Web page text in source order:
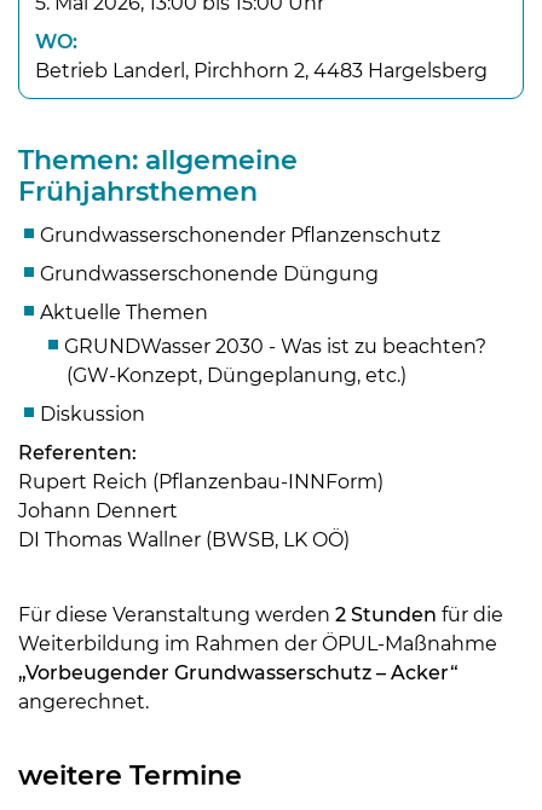
Skip to main content
WO:
Betrieb Landerl, Pirchhorn 2, 4483 Hargelsberg
Themen: allgemeine
Frühjahrsthemen
Grundwasserschonender Pflanzenschutz
Grundwasserschonende Düngung
Aktuelle Themen
GRUNDWasser 2030 - Was ist zu beachten?
(GW-Konzept, Düngeplanung, etc.)
Diskussion
Referenten:
Rupert Reich (Pflanzenbau-INNForm)
Johann Dennert
DI Thomas Wallner (BWSB, LK OÖ)
Für diese Veranstaltung werden 2 Stunden für die
Weiterbildung im Rahmen der ÖPUL-Maßnahme
„Vorbeugender Grundwasserschutz – Acker“
angerechnet.
weitere Termine